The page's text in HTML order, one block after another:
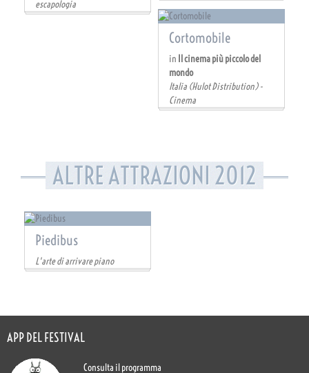
escapologia
Cortomobile
in
Il cinema più piccolo del
mondo
Italia (Hulot Distribution) -
Cinema
ALTRE ATTRAZIONI 2012
Piedibus
L'arte di arrivare piano
APP DEL FESTIVAL
Consulta il programma